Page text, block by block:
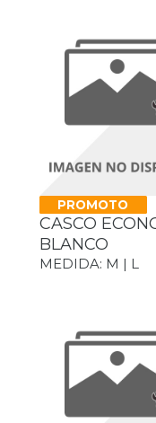
PROMOTO
CASCO
BLANCO
MEDIDA: M | L